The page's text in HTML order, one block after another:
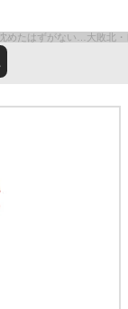
めたはずがない…大敗北